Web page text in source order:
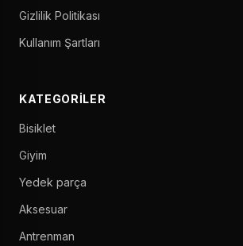
Gizlilik Politikası
Kullanım Şartları
KATEGORILER
Bisiklet
Giyim
Yedek parça
Aksesuar
Antrenman